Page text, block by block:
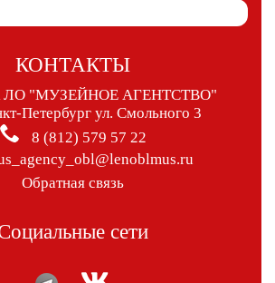
КОНТАКТЫ
ЛО "МУЗЕЙНОЕ АГЕНТСТВО"
Петербург ул. Смольного 3
8 (812) 579 57 22
Обратная связь
сети